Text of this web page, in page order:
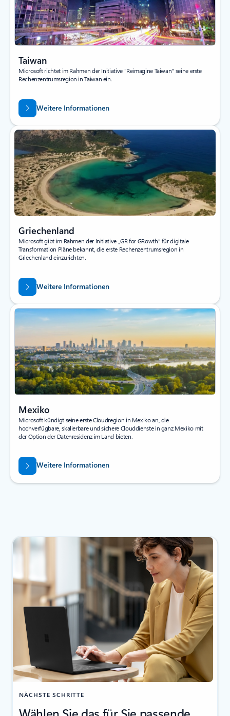
Taiwan
Microsoft richtet im Rahmen der Initiative "Reimagine Taiwan" seine erste
Rechenzentrumsregion in Taiwan ein.
Weitere Informationen
Griechenland
Microsoft gibt im Rahmen der Initiative „GR for GRowth“ für digitale
Transformation Pläne bekannt, die erste Rechenzentrumsregion in
Griechenland einzurichten.
Weitere Informationen
Mexiko
Microsoft kündigt seine erste Cloudregion in Mexiko an, die
hochverfügbare, skalierbare und sichere Clouddienste in ganz Mexiko mit
der Option der Datenresidenz im Land bieten.
Weitere Informationen
NÄCHSTE SCHRITTE